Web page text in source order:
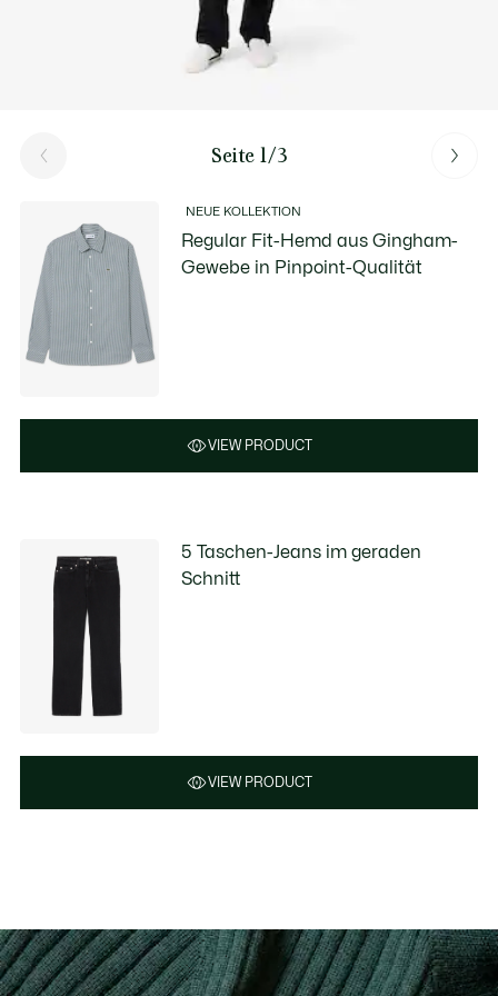
Seite 1/3
NEUE KOLLEKTION
Regular Fit-Hemd aus Gingham-
Gewebe in Pinpoint-Qualität
VIEW PRODUCT
5 Taschen-Jeans im geraden
Schnitt
VIEW PRODUCT